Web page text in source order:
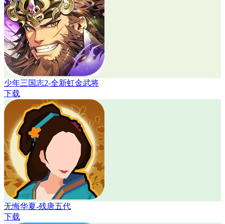
少年三国志2-全新虹金武将
下载
无悔华夏-残唐五代
下载